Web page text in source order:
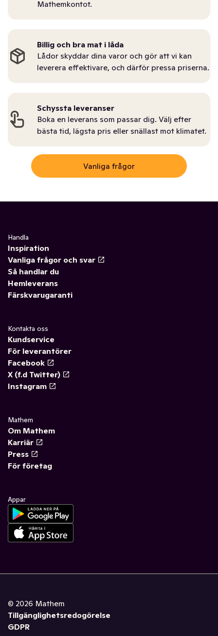
Mathemkontot.
Billig och bra mat i låda
Lådor skyddar dina varor och gör att vi kan
leverera effektivare, och därför pressa priserna.
Schyssta leveranser
Boka en leverans som passar dig. Välj efter
bästa tid, lägsta pris eller snällast mot klimatet.
Vanliga frågor
Handla
Inspiration
Vanliga frågor och svar
Så handlar du
Hemleverans
Färskvarugaranti
Kontakta oss
Kundservice
För leverantörer
Facebook
X (f.d Twitter)
Instagram
Mathem
Om Mathem
Karriär
Press
För företag
Appar
© 2026 Mathem
Tillgänglighetsredogörelse
GDPR